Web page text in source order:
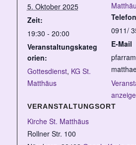
5. Oktober 2025
Zeit:
19:30 - 20:00
Veranstaltungskateg
orien:
Gottesdienst, KG St.
Matthäus
VERANSTALTUNGSORT
Kirche St. Matthäus
Rollner Str. 100
Telefon
0911/
E-Mail